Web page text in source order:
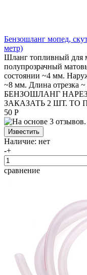
Бензошланг мопед,
метр)
Шланг топливный для
полупрозрачный
состоянии ~4 мм.
~8 мм. Длина
БЕНЗОШЛАНГ
ЗАКАЗАТЬ 2 ШТ. ТО
50 Р
Наличие: нет
-+
сравнение